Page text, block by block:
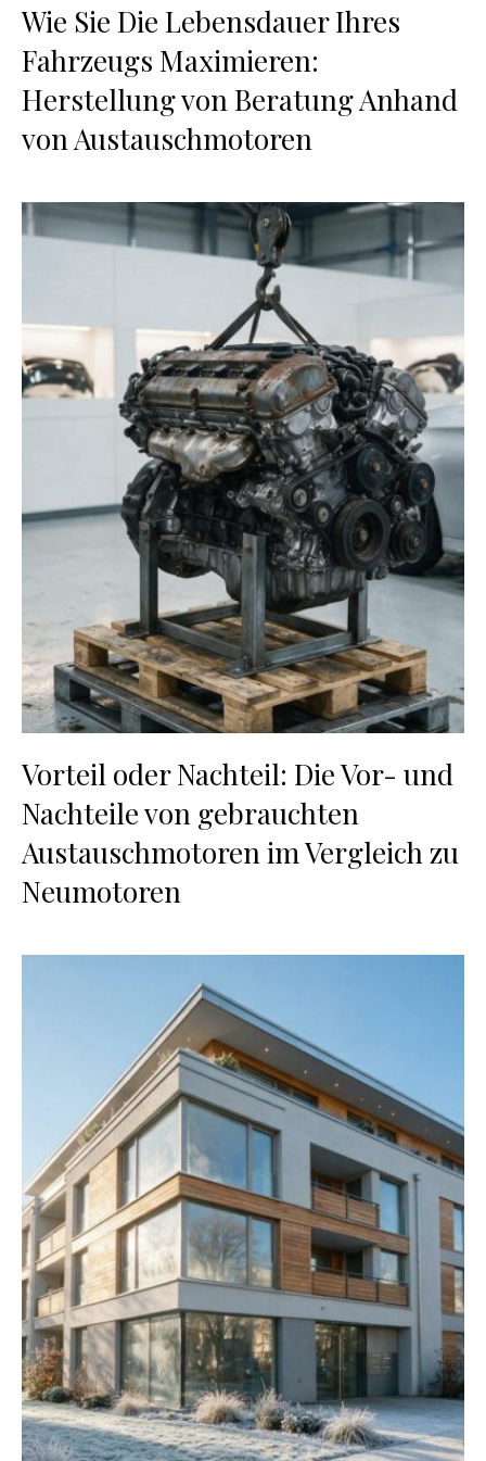
Wie Sie Die Lebensdauer Ihres
Fahrzeugs Maximieren:
Herstellung von Beratung Anhand
von Austauschmotoren
Vorteil oder Nachteil: Die Vor- und
Nachteile von gebrauchten
Austauschmotoren im Vergleich zu
Neumotoren